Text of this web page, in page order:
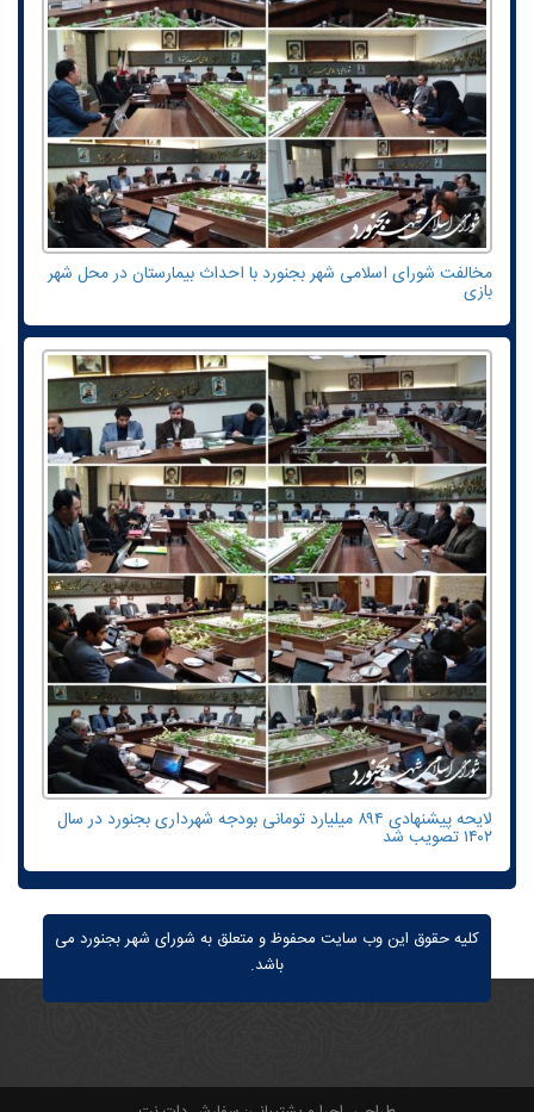
مخالفت شورای اسلامی شهر بجنورد با احداث بیمارستان در محل شهر
بازی
لایحه پیشنهادی ۸۹۴ میلیارد تومانی بودجه شهرداری بجنورد در سال
۱۴۰۲ تصویب شد
کلیه حقوق این وب سایت محفوظ و متعلق به شورای شهر بجنورد می
باشد.